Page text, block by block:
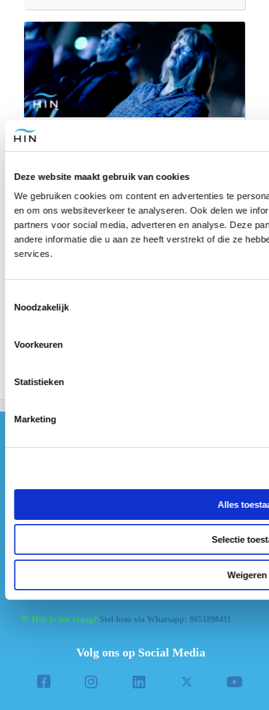
Deze website maakt gebruik van cookies
We gebruiken cookies om content en advertenties te
en om ons websiteverkeer te analyseren. Ook delen we
partners voor social media, adverteren en analyse. Deze
andere informatie die u aan ze heeft verstrekt of die ze
services.
Noodzakelijk
Voorkeuren
Statistieken
Marketing
Alles
Selectie
Weigeren
Industrieweg 10R
info@hypnoseinstituutnederland.nl
👋 Heb je een vraag? Stel hem via Whatsapp: 0651898411
Volg ons op Social Media